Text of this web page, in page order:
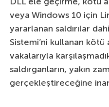
veya Windows 10 için
yararlanan saldırılar
Sistemi’ni kullanan kötü
vakalarıyla
saldırganların, yakın
gerçekleştireceğine